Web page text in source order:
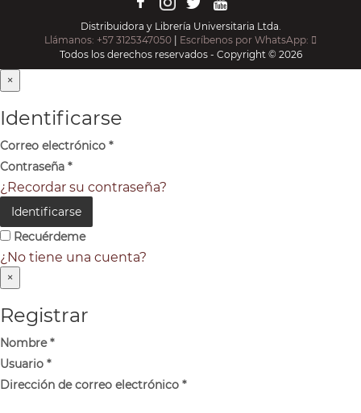
Distribuidora y Librería Universitaria Ltda.
Llámanos: +57 3125347050
Escríbenos por WhatsApp:
Todos los derechos reservados - Copyright © 2026
×
Identificarse
Correo electrónico *
Contraseña *
¿Recordar su contraseña?
Identificarse
Recuérdeme
¿No tiene una cuenta?
×
Registrar
Nombre*
Usuario *
Dirección de correo electrónico *